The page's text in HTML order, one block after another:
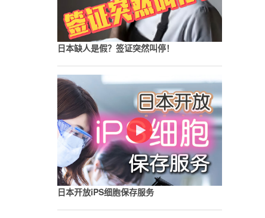
日本缺人是假？签证突然叫停！
日本开放iPS细胞保存服务